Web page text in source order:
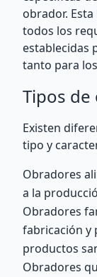
obrador.
todos los
establecidas
tanto para
Tipos
Existen
tipo y
Obradores
a la
Obradores
fabricación y
productos
Obradores